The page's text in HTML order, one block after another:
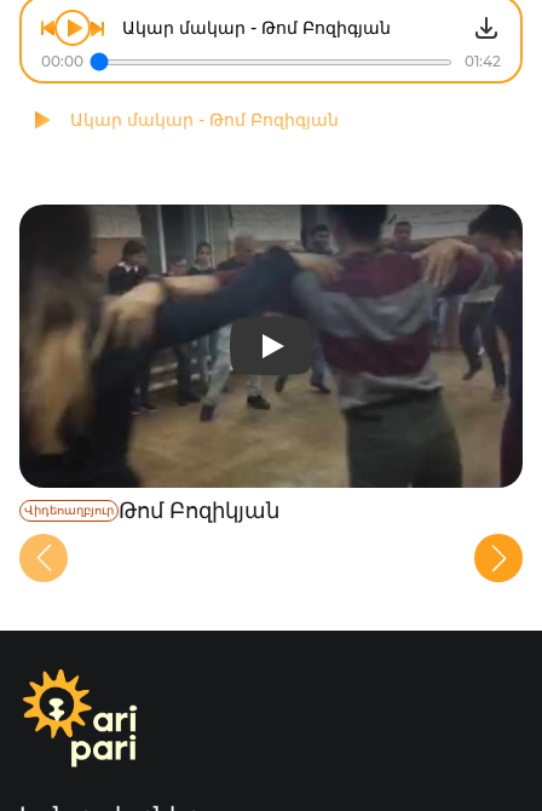
Ակար մակար - Թոմ Բոզիգյան
00:00 01:42
Ակար մակար - Թոմ Բոզիգյան
Վիդեոաղբյուր Թոմ Բոզիկյան